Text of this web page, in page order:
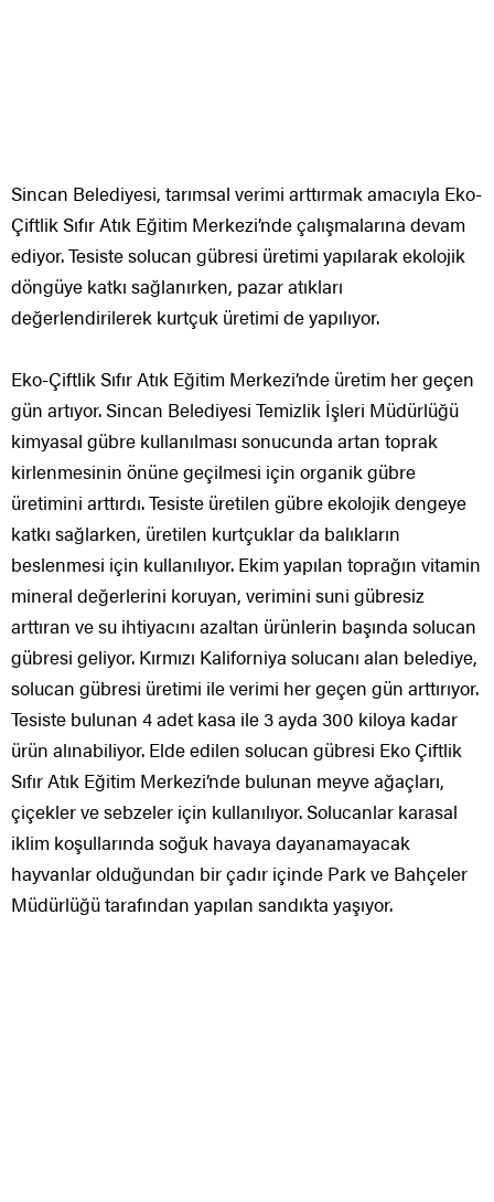
Sincan Belediyesi, tarımsal verimi arttırmak amacıyla Eko-
Çiftlik Sıfır Atık Eğitim Merkezi’nde çalışmalarına devam
ediyor. Tesiste solucan gübresi üretimi yapılarak ekolojik
döngüye katkı sağlanırken, pazar atıkları
değerlendirilerek kurtçuk üretimi de yapılıyor.
Eko-Çiftlik Sıfır Atık Eğitim Merkezi’nde üretim her geçen
gün artıyor. Sincan Belediyesi Temizlik İşleri Müdürlüğü
kimyasal gübre kullanılması sonucunda artan toprak
kirlenmesinin önüne geçilmesi için organik gübre
üretimini arttırdı. Tesiste üretilen gübre ekolojik dengeye
katkı sağlarken, üretilen kurtçuklar da balıkların
beslenmesi için kullanılıyor. Ekim yapılan toprağın vitamin
mineral değerlerini koruyan, verimini suni gübresiz
arttıran ve su ihtiyacını azaltan ürünlerin başında solucan
gübresi geliyor. Kırmızı Kaliforniya solucanı alan belediye,
solucan gübresi üretimi ile verimi her geçen gün arttırıyor.
Tesiste bulunan 4 adet kasa ile 3 ayda 300 kiloya kadar
ürün alınabiliyor. Elde edilen solucan gübresi Eko Çiftlik
Sıfır Atık Eğitim Merkezi’nde bulunan meyve ağaçları,
çiçekler ve sebzeler için kullanılıyor. Solucanlar karasal
iklim koşullarında soğuk havaya dayanamayacak
hayvanlar olduğundan bir çadır içinde Park ve Bahçeler
Müdürlüğü tarafından yapılan sandıkta yaşıyor.